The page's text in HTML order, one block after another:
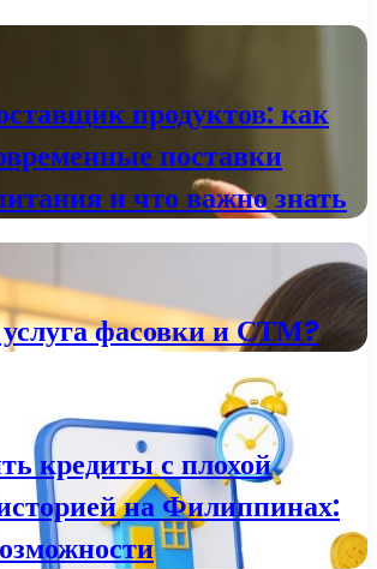
продуктов: как
поставки
и что важно знать
фасовки и СТМ?
кредиты с плохой
на Филиппинах: